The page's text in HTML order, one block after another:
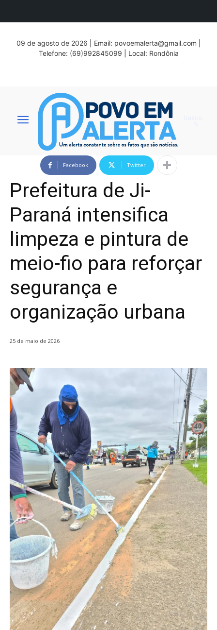
09 de agosto de 2026 Email: povoemalerta@gmail.com
Telefone: (69)992845099
Local: Rondônia
Facebook Twitter
Prefeitura de Ji-
Paraná intensifica
limpeza e pintura de
meio-fio para reforçar
segurança e
organização urbana
25 de maio de 2026